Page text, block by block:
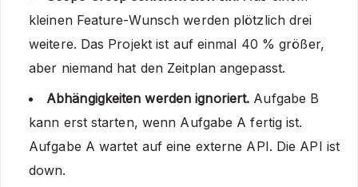
kleinen Feature-Wunsch werden plötzlich drei
weitere. Das Projekt ist auf einmal 40 % größer,
aber niemand hat den Zeitplan angepasst.
Abhängigkeiten werden ignoriert. Aufgabe B
kann erst starten, wenn Aufgabe A fertig ist.
Aufgabe A wartet auf eine externe API. Die API ist
down.